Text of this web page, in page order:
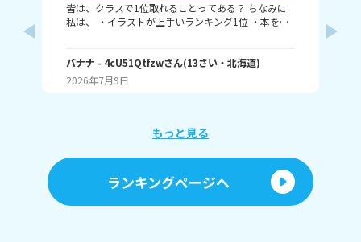
皆は、クラスで1位取れることってある？ ちなみに
私は、 ・イラストが上手いランキング1位 ・本を読
ングで1位取れる？ 書いてくれたら嬉しいです！ じ
ゃね。
バナナ - 4cU51Qtfzwさん(13さい・ 北海道)
2026年7月9日
もっと見る
ランキングページへ